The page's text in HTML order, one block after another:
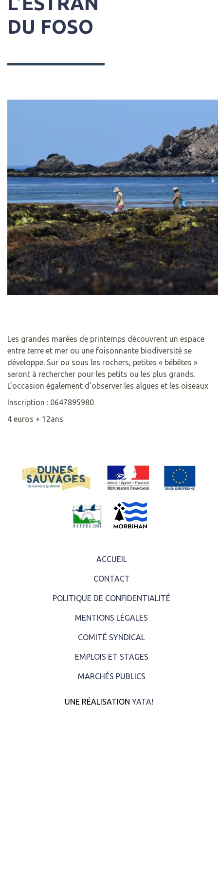
DU FOSO
Les grandes marées de printemps découvrent un espace
entre terre et mer ou une foisonnante biodiversité se
développe. Sur ou sous les rochers, petites « bébêtes »
seront à rechercher pour les petits ou les plus grands.
L’occasion également d’observer les algues et les oiseaux
Inscription : 0647895980
4 euros + 12ans
ACCUEIL
CONTACT
POLITIQUE DE CONFIDENTIALITÉ
MENTIONS LÉGALES
COMITÉ SYNDICAL
EMPLOIS ET STAGES
MARCHÉS PUBLICS
UNE RÉALISATION YATA!